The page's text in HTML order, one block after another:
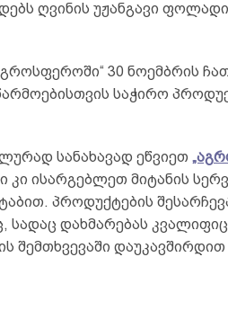
ღვინის უჟანგავი
30 ნოემბრის
საჭირო
სანახავად ეწვიეთ
კი ისარგებლეთ მიტანის
პროდუქტების
სადაც დახმარებას
შემთხვევაში